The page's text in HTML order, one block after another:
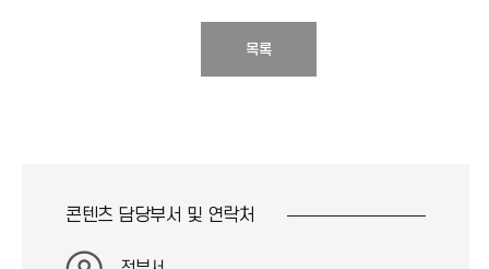
목록
콘텐츠 담당부서 및 연락처